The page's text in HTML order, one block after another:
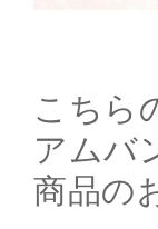
こちら
アムバ
商品の